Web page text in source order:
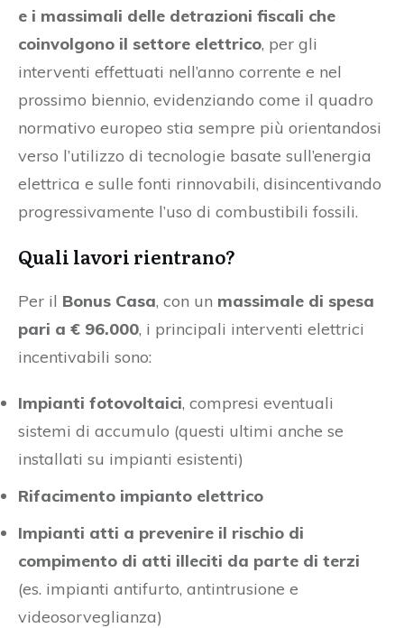
e i massimali delle detrazioni fiscali che
coinvolgono il settore elettrico, per gli
interventi effettuati nell’anno corrente e nel
prossimo biennio, evidenziando come il quadro
normativo europeo stia sempre più orientandosi
verso l’utilizzo di tecnologie basate sull’energia
elettrica e sulle fonti rinnovabili, disincentivando
progressivamente l’uso di combustibili fossili.
Quali lavori rientrano?
Per il Bonus Casa, con un massimale di spesa
pari a € 96.000, i principali interventi elettrici
incentivabili sono:
Impianti fotovoltaici, compresi eventuali
sistemi di accumulo (questi ultimi anche se
installati su impianti esistenti)
Rifacimento impianto elettrico
Impianti atti a prevenire il rischio di
compimento di atti illeciti da parte di terzi
(es. impianti antifurto, antintrusione e
videosorveglianza)